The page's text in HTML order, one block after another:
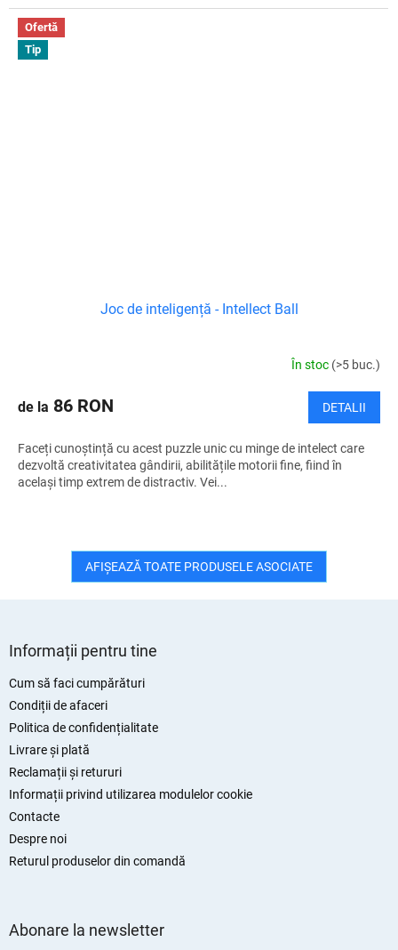
Ofertă
Tip
Joc de inteligență - Intellect Ball
În stoc (>5 buc.)
de la 86 RON DETALII
Faceți cunoștință cu acest puzzle unic cu minge de intelect care
dezvoltă creativitatea gândirii, abilitățile motorii fine, fiind în
același timp extrem de distractiv. Vei...
AFIŞEAZĂ TOATE PRODUSELE ASOCIATE
Informații pentru tine
Cum să faci cumpărături
Condiții de afaceri
Politica de confidențialitate
Livrare și plată
Reclamații și retururi
Informații privind utilizarea modulelor cookie
Contacte
Despre noi
Returul produselor din comandă
Abonare la newsletter